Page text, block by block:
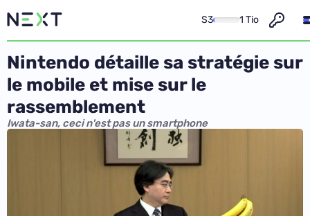
S3 1 Tio
Nintendo détaille sa stratégie sur
le mobile et mise sur le
rassemblement
Iwata-san, ceci n'est pas un smartphone